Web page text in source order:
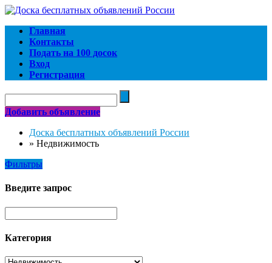
Главная
Контакты
Подать на 100 досок
Вход
Регистрация
Добавить объявление
Доска бесплатных объявлений России
» Недвижимость
Фильтры
Введите запрос
Категория